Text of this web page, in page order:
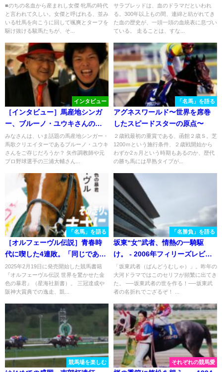
パートナーの物語
■のちの名血から産まれし女傑 牝馬の時代
と言われて久しい。女傑と呼ばれる、並み
いる牡馬を向こうに回して颯爽とターフを
駆け抜ける駿馬たちが、そ...
プ・サウンドトゥルー〜
サラブレッドは、血のドラマだといわれ
る。300年以上もの間、連綿と紡がれてき
た血の歴史が、一頭一頭の血統表に息づい
ている。 走ることは、すな...
インタビュー
［インタビュー］馬産地シンガ
ー、ブルーノ・ユウキさんの原
点とは。
みなさんは、いま話題の馬産地シンガー・
馬歌クリエイターであるブルーノ・ユウキ
さんをご存じだろうか？ 矢作調教師や元
プロ野球選手の三浦大輔さん...
「名馬」を語る
アグネスワールド〜世界を席巻
したスピードスターの原点〜
２歳戦最初の重賞である、函館２歳Ｓ。芝
1200ｍという施行条件、２歳戦開始から
わずか2ヵ月という時期もあるのか、歴代
の勝ち馬には早熟タイプが...
「名馬」を語る
［オルフェーヴル伝説］青春時
代に喫した4連敗。「同じであっ
てたまるか」三冠馬オルフェー
ヴル心の叫びを振り返る
2025年2月19日に発売開始した競馬書籍
『オルフェーヴル伝説 世界を驚かせた金
色の暴君』（星海社新書）。 三冠達成や
阪神大賞典での逸走、凱...
「名勝負」を語る
坂東“女”武者、情熱の一騎駆
け。 - 2006年フィリーズレビュ
ー・ダイワパッション
「坂東武者（ばんどうむしゃ）」。昨年の
大河ドラマではこのセリフが頻繁に出てき
た。 ──坂東武者の世を作る！──坂東武
者の名折れでござるぞ！ ...
競馬場を楽しむ それぞれの競馬愛